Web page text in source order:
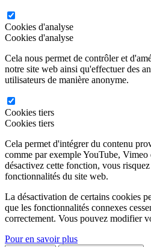
Cookies d'analyse
Cookies d'analyse
Cela nous permet de contrôler et
notre site web ainsi qu'effectuer des
utilisateurs de manière anonyme.
Cookies tiers
Cookies tiers
Cela permet d'intégrer du contenu
comme par exemple YouTube,
désactivez cette fonction, vous
fonctionnalités du site web.
La désactivation de certains cookies
que les fonctionnalités connexes
correctement. Vous pouvez modifier
Pour en savoir plus